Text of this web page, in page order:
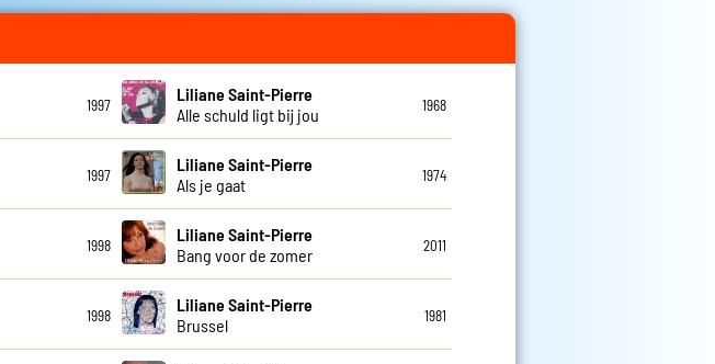
1997
Liliane Saint-Pierre
Alle schuld ligt bij jou
1968
1997
Liliane Saint-Pierre
Als je gaat
1974
1998
Liliane Saint-Pierre
Bang voor de zomer
2011
1998
Liliane Saint-Pierre
Brussel
1981